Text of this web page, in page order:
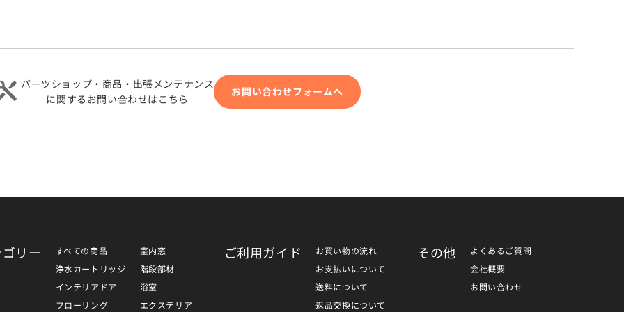
パーツショップ・商品・出張メンテナンス
に関するお問い合わせはこちら
お問い合わせフォームへ
リー
すべての商品
浄水カートリッジ
インテリアドア
フローリング
室内窓
階段部材
浴室
エクステリア
ご利用ガイド
お買い物の流れ
お支払いについて
送料について
返品交換について
その他
よくあるご質問
会社概要
お問い合わせ